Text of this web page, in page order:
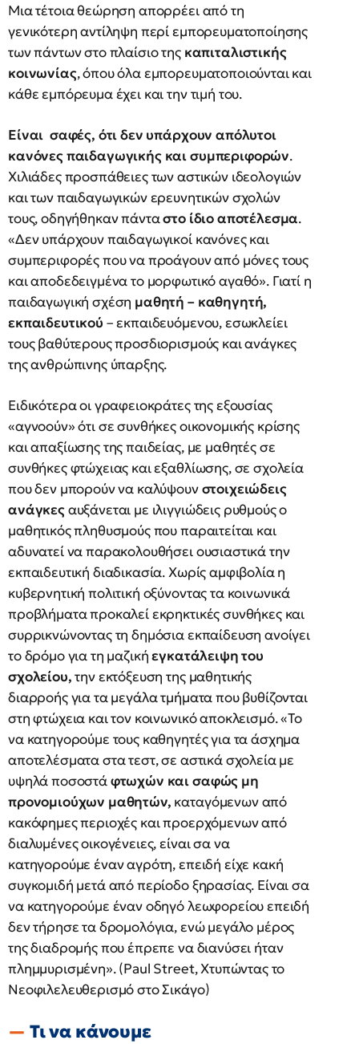
Μια τέτοια θεώρηση απορρέει από τη
γενικότερη αντίληψη περί εμπορευματοποίησης
των πάντων στο πλαίσιο της καπιταλιστικής
κοινωνίας, όπου όλα εμπορευματοποιούνται και
κάθε εμπόρευμα έχει και την τιμή του.
Είναι σαφές, ότι δεν υπάρχουν απόλυτοι
κανόνες παιδαγωγικής και συμπεριφορών.
Χιλιάδες προσπάθειες των αστικών ιδεολογιών
και των παιδαγωγικών ερευνητικών σχολών
τους, οδηγήθηκαν πάνταστο ίδιο αποτέλεσμα.
«Δεν υπάρχουν παιδαγωγικοί κανόνες και
συμπεριφορές που να προάγουν από μόνες τους
και αποδεδειγμένα το μορφωτικό αγαθό». Γιατί η
παιδαγωγική σχέση μαθητή – καθηγητή,
εκπαιδευτικού – εκπαιδευόμενου, εσωκλείει
τους βαθύτερους προσδιορισμούς και ανάγκες
της ανθρώπινης ύπαρξης.
Ειδικότερα οι γραφειοκράτες της εξουσίας
«αγνοούν» ότι σε συνθήκες οικονομικής κρίσης
και απαξίωσης της παιδείας, με μαθητές σε
συνθήκες φτώχειας και εξαθλίωσης, σε σχολεία
που δεν μπορούν να καλύψουνστοιχειώδεις
ανάγκεςαυξάνεται με ιλιγγιώδεις ρυθμούς ο
μαθητικός πληθυσμούς που παραιτείται και
αδυνατεί να παρακολουθήσει ουσιαστικά την
εκπαιδευτική διαδικασία. Χωρίς αμφιβολία η
κυβερνητική πολιτική οξύνοντας τα κοινωνικά
προβλήματα προκαλεί εκρηκτικές συνθήκες και
συρρικνώνοντας τη δημόσια εκπαίδευση ανοίγει
το δρόμο για τη μαζικήεγκατάλειψη του
σχολείου,την εκτόξευση της μαθητικής
διαρροής για τα μεγάλα τμήματα που βυθίζονται
στη φτώχεια και τον κοινωνικό αποκλεισμό. «Το
να κατηγορούμε τους καθηγητές για τα άσχημα
αποτελέσματα στα τεστ, σε αστικά σχολεία με
υψηλά ποσοστάφτωχών και σαφώς μη
προνομιούχων μαθητών, καταγόμενων από
κακόφημες περιοχές και προερχόμενων από
διαλυμένες οικογένειες, είναι σα να
κατηγορούμε έναν αγρότη, επειδή είχε κακή
συγκομιδή μετά από περίοδο ξηρασίας. Είναι σα
να κατηγορούμε έναν οδηγό λεωφορείου επειδή
δεν τήρησε τα δρομολόγια, ενώ μεγάλο μέρος
της διαδρομής που έπρεπε να διανύσει ήταν
πλημμυρισμένη». (Paul Street, Χτυπώντας το
Νεοφιλελευθερισμό στο Σικάγο)
Τι να κάνουμε